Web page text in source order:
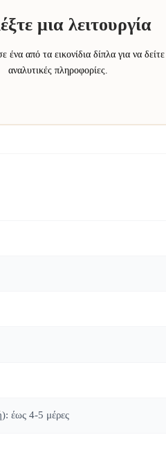
μια λειτουργία
ένα από τα εικονίδια δίπλα για να δείτε
αναλυτικές πληροφορίες.
έως 4-5 μέρες